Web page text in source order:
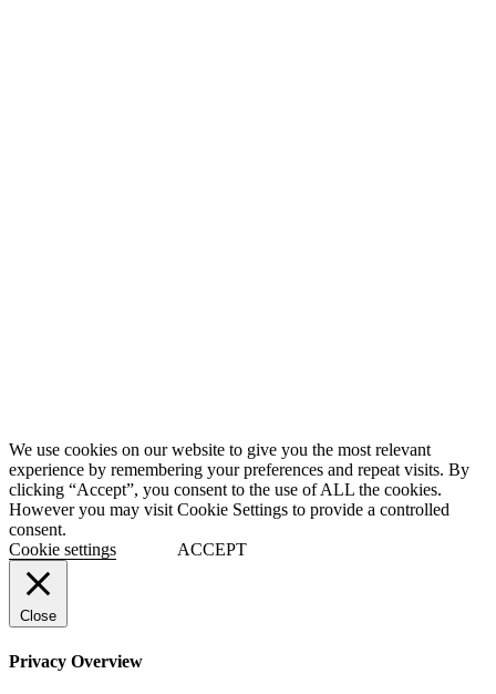
We use cookies on our website to give you the most relevant
experience by remembering your preferences and repeat visits. By
clicking “Accept”, you consent to the use of ALL the cookies.
However you may visit Cookie Settings to provide a controlled
consent.
Cookie settings
ACCEPT
Close
Privacy Overview